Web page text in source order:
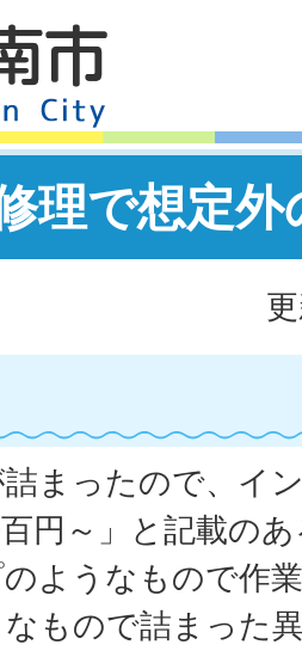
理で想定
詰まったので、イ
百円～」と記載の
ようなもので作
もので詰まった